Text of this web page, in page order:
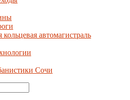
автомагистраль
Сочи